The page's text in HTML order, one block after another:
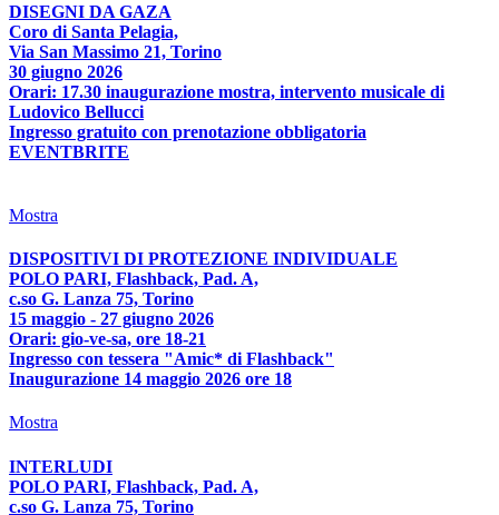
DISEGNI DA GAZA
Coro di Santa Pelagia,
Via San Massimo 21, Torino
30 giugno 2026
Orari: 17.30 inaugurazione mostra, intervento musicale di
Ludovico Bellucci
Ingresso gratuito con prenotazione obbligatoria
EVENTBRITE
Mostra
DISPOSITIVI DI PROTEZIONE INDIVIDUALE
POLO PARI, Flashback, Pad. A,
c.so G. Lanza 75, Torino
15 maggio - 27 giugno 2026
Orari: gio-ve-sa, ore 18-21
Ingresso con tessera "Amic* di Flashback"
Inaugurazione 14 maggio 2026 ore 18
Mostra
INTERLUDI
POLO PARI, Flashback, Pad. A,
c.so G. Lanza 75, Torino